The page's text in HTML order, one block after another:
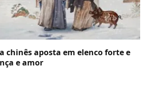
chinês aposta em elenco forte e
e amor